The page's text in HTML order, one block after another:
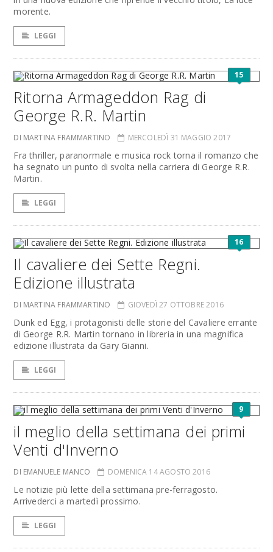
morente.
LEGGI
15
Ritorna Armageddon Rag di
George R.R. Martin
DI MARTINA FRAMMARTINO MERCOLEDÌ 31 MAGGIO 2017
Fra thriller, paranormale e musica rock torna il romanzo che
ha segnato un punto di svolta nella carriera di George R.R.
Martin.
LEGGI
16
Il cavaliere dei Sette Regni.
Edizione illustrata
DI MARTINA FRAMMARTINO GIOVEDÌ 27 OTTOBRE 2016
Dunk ed Egg, i protagonisti delle storie del Cavaliere errante
di George R.R. Martin tornano in libreria in una magnifica
edizione illustrata da Gary Gianni.
LEGGI
9
il meglio della settimana dei primi
Venti d'Inverno
DI EMANUELE MANCO DOMENICA 14 AGOSTO 2016
Le notizie più lette della settimana pre-ferragosto.
Arrivederci a martedì prossimo.
LEGGI